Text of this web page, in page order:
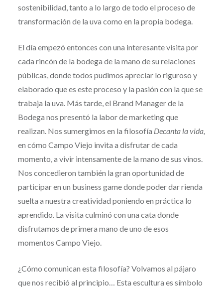
sostenibilidad, tanto a lo largo de todo el proceso de
transformación de la uva como en la propia bodega.
El día empezó entonces con una interesante visita por
cada rincón de la bodega de la mano de su relaciones
públicas, donde todos pudimos apreciar lo riguroso y
elaborado que es este proceso y la pasión con la que se
trabaja la uva. Más tarde, el Brand Manager de la
Bodega nos presentó la labor de marketing que
realizan. Nos sumergimos en la filosofía Decanta la vida,
en cómo Campo Viejo invita a disfrutar de cada
momento, a vivir intensamente de la mano de sus vinos.
Nos concedieron también la gran oportunidad de
participar en un business game donde poder dar rienda
suelta a nuestra creatividad poniendo en práctica lo
aprendido. La visita culminó con una cata donde
disfrutamos de primera mano de uno de esos
momentos Campo Viejo.
¿Cómo comunican esta filosofía? Volvamos al pájaro
que nos recibió al principio… Esta escultura es símbolo